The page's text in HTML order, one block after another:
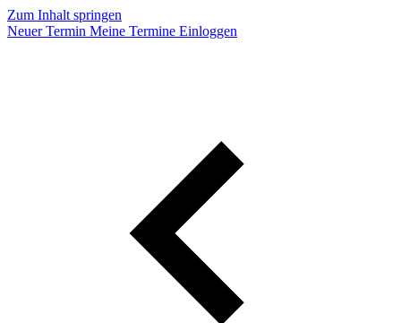
Zum Inhalt springen
Neuer Termin Meine Termine Einloggen